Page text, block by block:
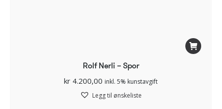
Rolf Nerli – Spor
kr 4.200,00 inkl. 5% kunstavgift
Legg til ønskeliste